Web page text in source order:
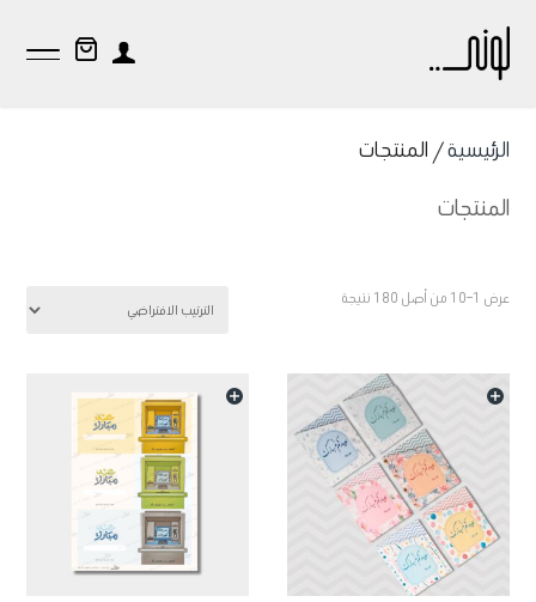
الرئيسية/ المنتجات
المنتجات
عرض 1–10 من أصل 180 نتيجة